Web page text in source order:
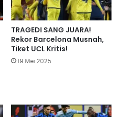
TRAGEDI SANG JUARA!
Rekor Barcelona Musnah,
Tiket UCL Kritis!
19 Mei 2025